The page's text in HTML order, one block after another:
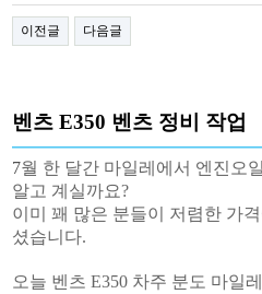
이전글 다음글
벤츠 E350 벤츠 정비 작업
7월 한 달간 마일레에서 엔진오
알고 계실까요?
이미 꽤 많은 분들이 저렴한 가
셨습니다.
오늘 벤츠 E350 차주 분도 마일